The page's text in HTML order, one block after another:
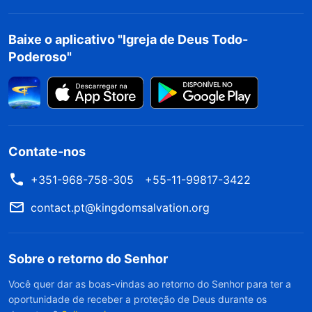
status elevados, pelo fato de Suas palavras não
Messias, o que não concordava com as
Ele blasfemava. No fim, eles O crucificaram e,
assim, foram punidos e amaldiçoados por Deus.
Assim, podemos ver como é crucial ouvir a voz
veremos que Ele é Deus. Só condenaremos e
Baixe o aplicativo "Igreja de Deus Todo-
Poderoso"
Contate-nos
+351-968-758-305
+55-11-99817-3422
contact.pt@kingdomsalvation.org
Sobre o retorno do Senhor
Você quer dar as boas-vindas ao retorno do Senhor para ter a
oportunidade de receber a proteção de Deus durante os